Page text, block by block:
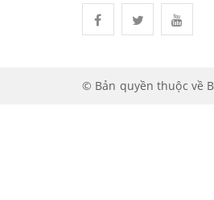
© Bản quyền thuộc về